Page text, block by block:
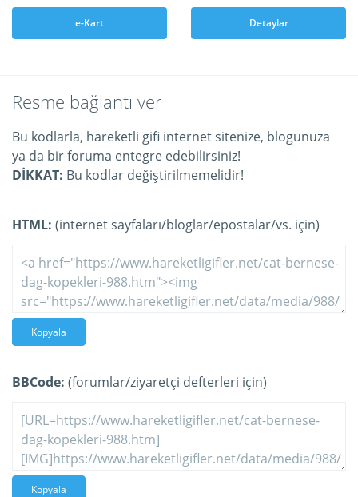
e-Kart Detaylar
Resme bağlantı ver
Bu kodlarla, hareketli gifi internet sitenize, blogunuza
ya da bir foruma entegre edebilirsiniz!
DİKKAT: Bu kodlar değiştirilmemelidir!
HTML: (internet sayfaları/bloglar/epostalar/vs. için)
Kopyala
BBCode: (forumlar/ziyaretçi defterleri için)
Kopyala